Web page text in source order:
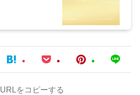
URLをコピーする